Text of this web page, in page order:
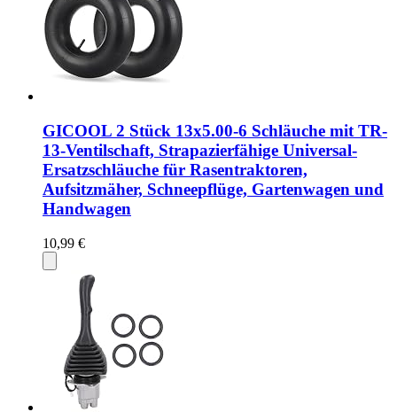
GICOOL 2 Stück 13x5.00-6 Schläuche mit TR-
13-Ventilschaft, Strapazierfähige Universal-
Ersatzschläuche für Rasentraktoren,
Aufsitzmäher, Schneepflüge, Gartenwagen und
Handwagen
10,99 €